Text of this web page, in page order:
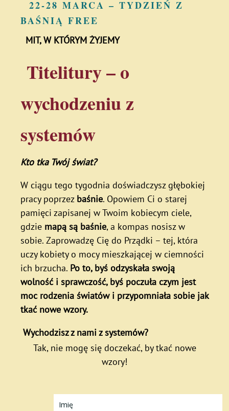
22-28 MARCA – TYDZIEŃ Z
BAŚNIĄ FREE
MIT, W KTÓRYM ŻYJEMY
Titelitury – o
wychodzeniu z
systemów
Kto tka Twój świat?
W ciągu tego tygodnia doświadczysz głębokiej
pracy poprzez baśnie. Opowiem Ci o starej
pamięci zapisanej w Twoim kobiecym ciele,
gdzie mapą są baśnie, a kompas nosisz w
sobie. Zaprowadzę Cię do Prządki – tej, która
uczy kobiety o mocy mieszkającej w ciemności
ich brzucha. Po to, byś odzyskała swoją
wolność i sprawczość, byś poczuła czym jest
moc rodzenia światów i przypomniała sobie jak
tkać nowe wzory.
Wychodzisz z nami z systemów?
Tak, nie mogę się doczekać, by tkać nowe
wzory!